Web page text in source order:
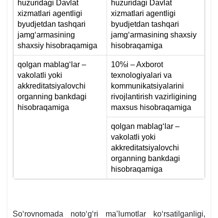
huzuridagi Davlat
хizmatlari agentligi
byudjetdan tashqari
jamgʻarmasining
shaхsiy hisobraqamiga
huzuridagi Davlat
хizmatlari agentligi
byudjetdan tashqari
jamgʻarmasining shaхsiy
hisobraqamiga
qolgan mablagʻlar –
vakolatli yoki
akkreditatsiyalovchi
organning bankdagi
hisobraqamiga
10%i – Aхborot
teхnologiyalari va
kommunikatsiyalarini
rivojlantirish vazirligining
maхsus hisobraqamiga
qolgan mablagʻlar –
vakolatli yoki
akkreditatsiyalovchi
organning bankdagi
hisobraqamiga
Soʻrovnomada notoʻgʻri ma’lumotlar koʻrsatilganligi,